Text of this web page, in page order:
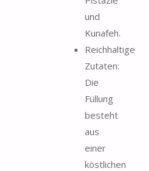
und
Kunafeh.
Reichhaltige
Zutaten:
Die
Füllung
besteht
aus
einer
köstlichen